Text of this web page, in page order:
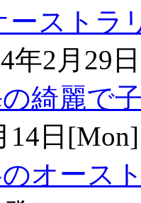
ーストラ
年2月
の綺麗で
14日
オース